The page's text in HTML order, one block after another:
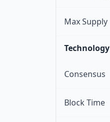
Max Supply
Technology
Consensus
Block Time